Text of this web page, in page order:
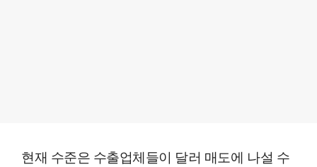
현재 수준은 수출업체들이 달러 매도에 나설 수